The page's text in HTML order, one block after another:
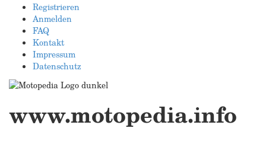
Registrieren
Anmelden
FAQ
Kontakt
Impressum
Datenschutz
www.motopedia.info